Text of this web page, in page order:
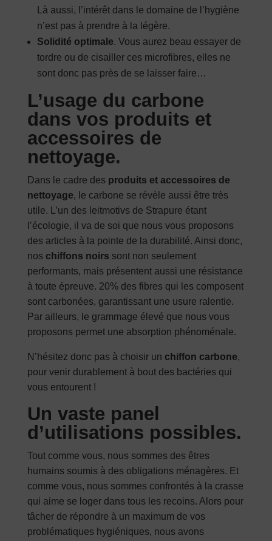
Là aussi, l’intérêt dans le domaine de l’hygiène
n’est pas à prendre à la légère.
Solidité optimale. Vous aurez beau essayer de
tordre ou de cisailler ces microfibres, elles ne
sont donc pas près de se laisser faire…
L’usage du carbone
dans vos produits et
accessoires de
nettoyage.
Dans le cadre des produits et accessoires de
nettoyage, le carbone se révèle aussi être très
utile. L’un des leitmotivs de Strapure étant
l’écologie, il va de soi que nous vous proposons
des articles à la pointe de la durabilité. Ainsi donc,
nos chiffons noirs sont non seulement
performants, mais présentent aussi une résistance
à toute épreuve. 20% des fibres qui les composent
sont carbonées, garantissant une usure ralentie.
Par ailleurs, le grammage élevé que nous vous
proposons permet une absorption phénoménale.
N’hésitez donc pas à choisir un chiffon carbone,
pour venir durablement à bout des bactéries qui
vous entourent !
Un vaste panel
d’utilisations possibles.
Tout comme vous, nous sommes des êtres
humains soumis à des obligations ménagères. Et
comme vous, nous sommes confrontés à la crasse
qui aime se loger dans tous les recoins. Alors pour
tâcher de répondre à un maximum de vos
problématiques hygiéniques, nous avons